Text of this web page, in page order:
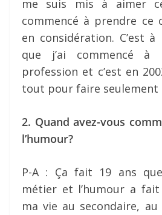
me suis mis à aimer
commencé à prendre ce
en considération. C’est
que j’ai commencé à
profession et c’est en
tout pour faire seulement
2. Quand avez-vous
l’humour?
P-A : Ça fait 19 ans
métier et l’humour a
ma vie au secondaire, au